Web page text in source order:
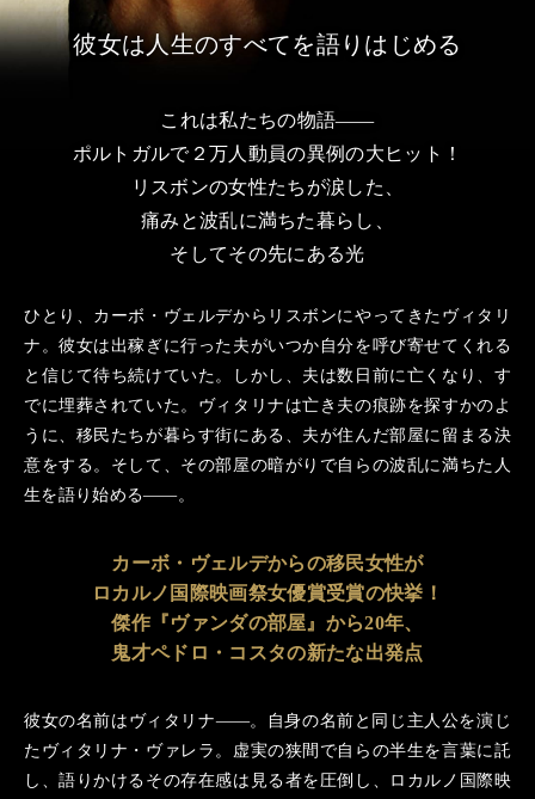
彼女は人生のすべてを語りはじめる
これは私たちの物語―
ポルトガルで２万人動員の異例の大ヒット！
リスボンの女性たちが涙した、
痛みと波乱に満ちた暮らし、
そしてその先にある光
ひとり、カーボ・ヴェルデからリスボンにやってきたヴィタリ
ナ。彼女は出稼ぎに行った夫がいつか自分を呼び寄せてくれる
と信じて待ち続けていた。しかし、夫は数日前に亡くなり、す
でに埋葬されていた。ヴィタリナは亡き夫の痕跡を探すかのよ
うに、移民たちが暮らす街にある、夫が住んだ部屋に留まる決
意をする。そして、その部屋の暗がりで自らの波乱に満ちた人
生を語り始める―。
カーボ・ヴェルデからの移民女性が
ロカルノ国際映画祭女優賞受賞の快挙！
傑作『ヴァンダの部屋』から20年、
鬼才ペドロ・コスタの新たな出発点
彼女の名前はヴィタリナ―。自身の名前と同じ主人公を演じ
たヴィタリナ・ヴァレラ。虚実の狭間で自らの半生を言葉に託
し、語りかけるその存在感は見る者を圧倒し、ロカルノ国際映